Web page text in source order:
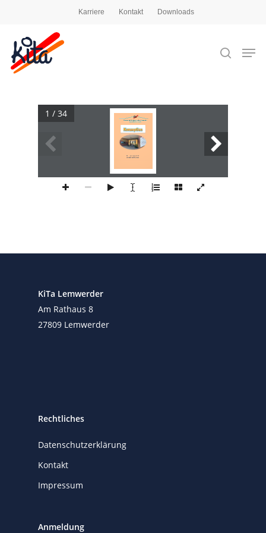
Karriere Kontakt Downloads
Fortschreibung
2024
Bereich Kindergarten
1 / 34
KiTa Lemwerder
Am Rathaus 8
27809 Lemwerder
Rechtliches
Datenschutzerklärung
Kontakt
Impressum
Anmeldung